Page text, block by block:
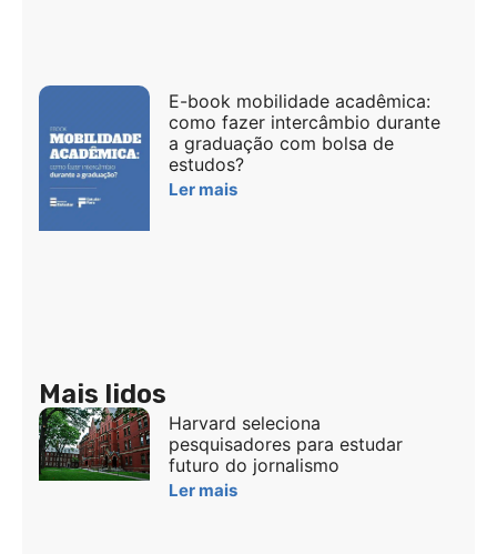
E-book mobilidade acadêmica:
como fazer intercâmbio durante
a graduação com bolsa de
estudos?
Ler mais
Mais lidos
Harvard seleciona
pesquisadores para estudar
futuro do jornalismo
Ler mais